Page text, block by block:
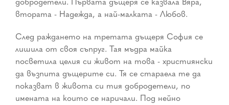
втората - Надежда, а най-малката - Любов.
След раждането на третата дъщеря София се
лишила от своя съпруг. Тая мъдра майка
посветила целия си живот на това - християнски
да възпита дъщерите си. Тя се стараела те да
показват в живота си тия добродетели, по
имената на които се наричали. Под нейно